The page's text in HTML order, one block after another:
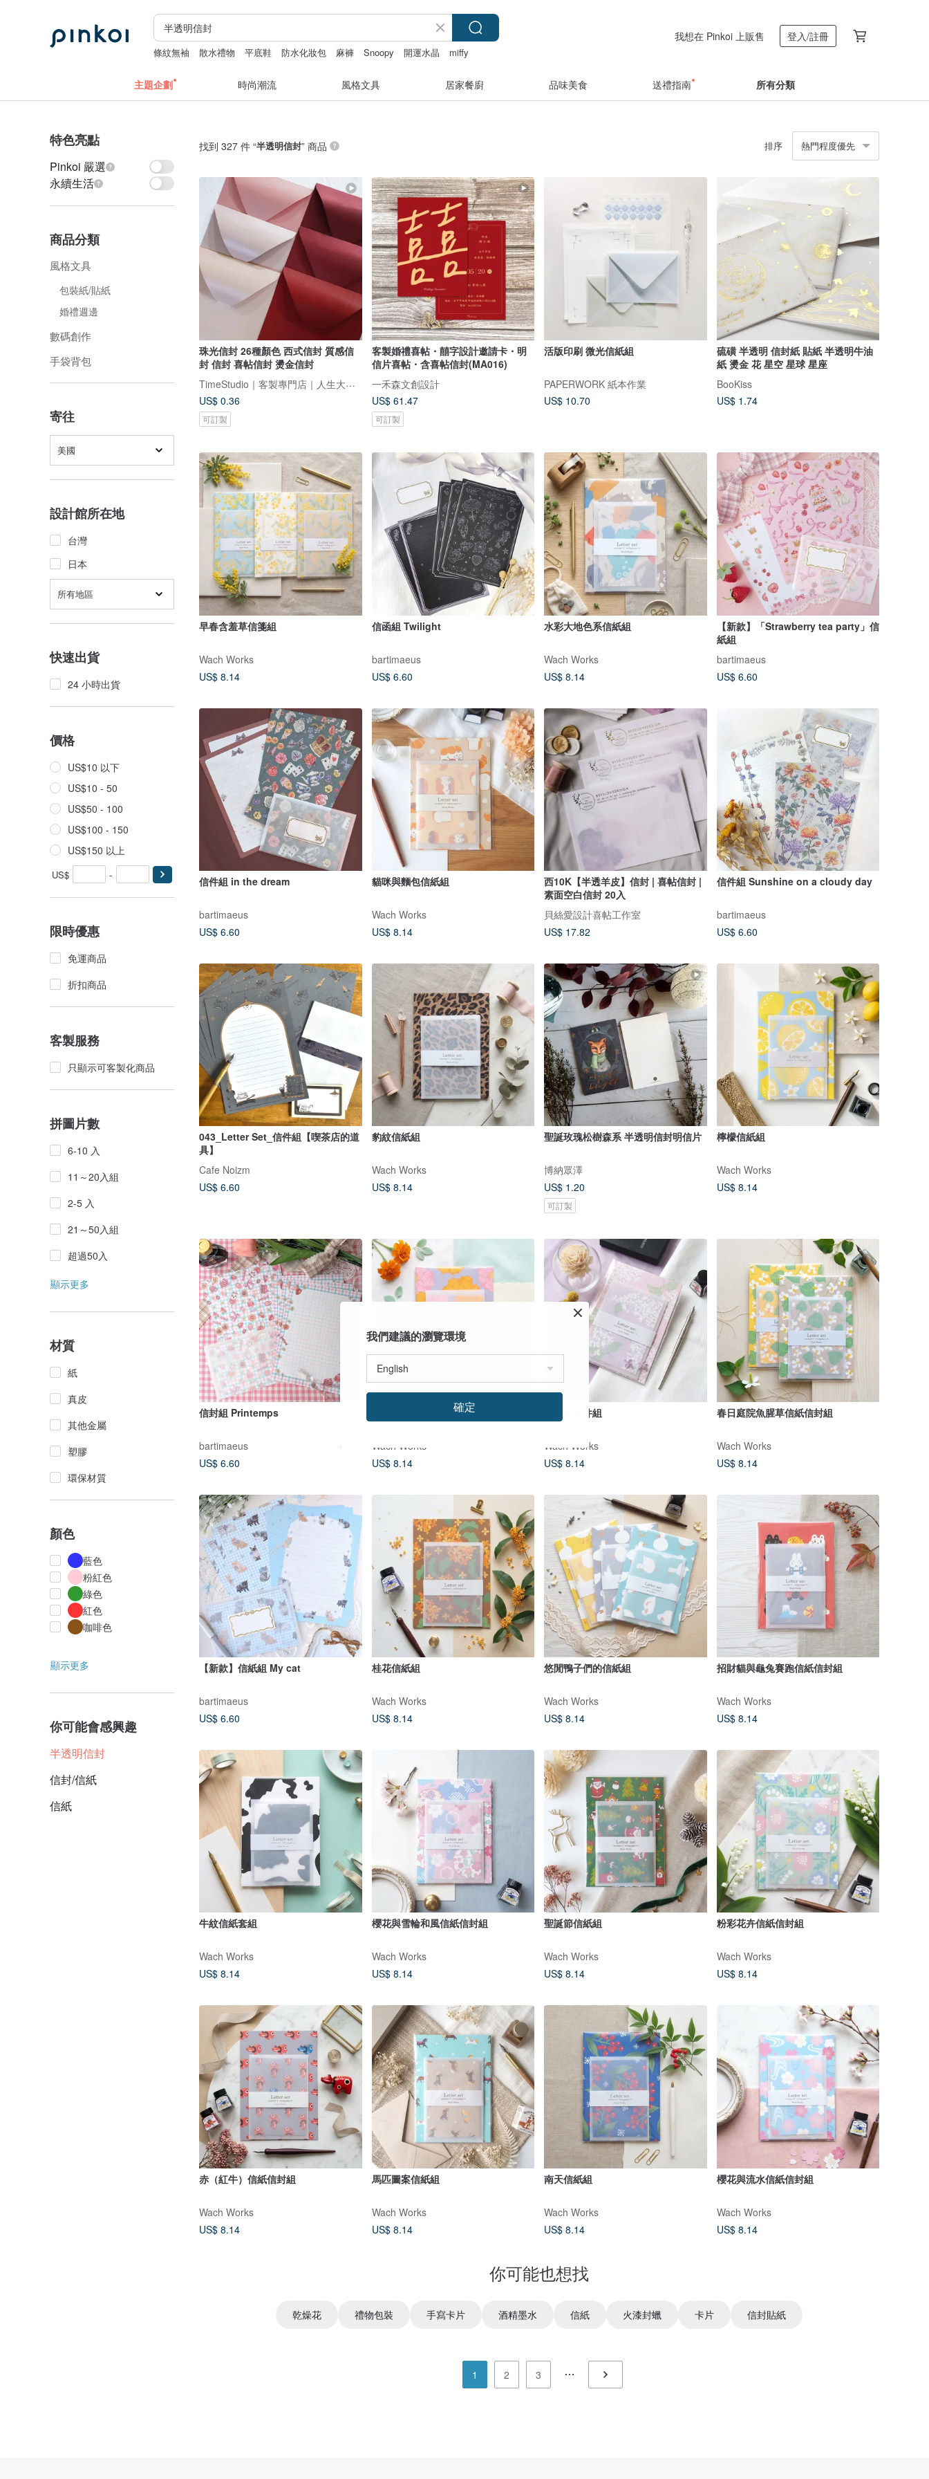
條紋無袖 散水禮物 平底鞋 防水化妝包 麻褲 Snoopy 開運水晶 miffy
我想在 Pinkoi 上販售 登入/註冊
主題企劃 時尚潮流 風格文具 居家餐廚 品味美食 送禮指南 所有分類
特色亮點
Pinkoi 嚴選
永續生活
商品分類
風格文具
包裝紙/貼紙
婚禮週邊
數碼創作
手袋背包
寄往
美國
設計館所在地
台灣
日本
所有地區
快速出貨
24 小時出貨
價格
US$10 以下
US$10 - 50
US$50 - 100
US$100 - 150
US$150 以上
US$ -
限時優惠
免運商品
折扣商品
客製服務
只顯示可客製化商品
拼圖片數
6-10 入
11～20入組
2-5 入
21～50入組
超過50入
顯示更多
材質
紙
真皮
其他金屬
塑膠
環保材質
顏色
藍色
粉紅色
綠色
紅色
咖啡色
顯示更多
你可能會感興趣
半透明信封
信封/信紙
信紙
找到 327 件 “半透明信封” 商品 排序 熱門程度優先
珠光信封 26種顏色 西式信封 質感信
封 信封 喜帖信封 燙金信封
TimeStudio｜客製專門店｜人生大事事務所
US$ 0.36
可訂製
客製婚禮喜帖・囍字設計邀請卡・明
信片喜帖・含喜帖信封(MA016)
一禾森文創設計
US$ 61.47
可訂製
活版印刷 微光信紙組
PAPERWORK 紙本作業
US$ 10.70
硫磺 半透明 信封紙 貼紙 半透明牛油
紙 燙金 花 星空 星球 星座
BooKiss
US$ 1.74
早春含羞草信箋組
Wach Works
US$ 8.14
信函組 Twilight
bartimaeus
US$ 6.60
水彩大地色系信紙組
Wach Works
US$ 8.14
【新款】「Strawberry tea party」信
紙組
bartimaeus
US$ 6.60
信件組 in the dream
bartimaeus
US$ 6.60
貓咪與麵包信紙組
Wach Works
US$ 8.14
西10K【半透羊皮】信封 | 喜帖信封 |
素面空白信封 20入
貝絲愛設計喜帖工作室
US$ 17.82
信件組 Sunshine on a cloudy day
bartimaeus
US$ 6.60
043_Letter Set_信件組【喫茶店的道
具】
Cafe Noizm
US$ 6.60
豹紋信紙組
Wach Works
US$ 8.14
聖誕玫瑰松樹森系 半透明信封明信片
博納眾澤
US$ 1.20
可訂製
檸檬信紙組
Wach Works
US$ 8.14
信封組 Printemps
bartimaeus
US$ 6.60
Wach Works
US$ 8.14
紫丁香信件組
Wach Works
US$ 8.14
春日庭院魚腥草信紙信封組
Wach Works
US$ 8.14
【新款】信紙組 My cat
bartimaeus
US$ 6.60
桂花信紙組
Wach Works
US$ 8.14
悠閒鴨子們的信紙組
Wach Works
US$ 8.14
招財貓與龜兔賽跑信紙信封組
Wach Works
US$ 8.14
牛紋信紙套組
Wach Works
US$ 8.14
櫻花與雪輪和風信紙信封組
Wach Works
US$ 8.14
聖誕節信紙組
Wach Works
US$ 8.14
粉彩花卉信紙信封組
Wach Works
US$ 8.14
赤（紅牛）信紙信封組
Wach Works
US$ 8.14
馬匹圖案信紙組
Wach Works
US$ 8.14
南天信紙組
Wach Works
US$ 8.14
櫻花與流水信紙信封組
Wach Works
US$ 8.14
你可能也想找
乾燥花 禮物包裝 手寫卡片 酒精墨水 信紙 火漆封蠟 卡片 信封貼紙
1 2 3
我們建議的瀏覽環境
確定